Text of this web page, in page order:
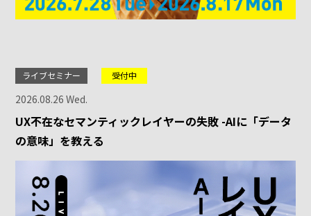
ライブセミナー 受付中
2026.08.26 Wed.
UX不在なセマンティックレイヤーの失敗 -AIに「データ
の意味」を教える